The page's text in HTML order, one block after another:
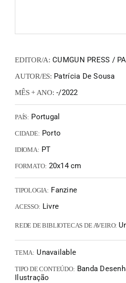
EDITOR/A: CUMGUN PRESS /
AUTOR/ES: Patrícia De Sousa
MÊS + ANO: -/2022
PAÍS: Portugal
CIDADE: Porto
IDIOMA: PT
FORMATO: 20x14 cm
TIPOLOGIA: Fanzine
ACESSO: Livre
REDE DE BIBLIOTECAS DE AVEIRO:
TEMA: Unavailable
TIPO DE CONTEÚDO: Banda
Ilustração